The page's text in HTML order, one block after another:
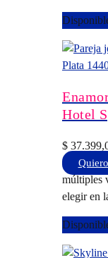
Hotel
$
múltiples
elegir en